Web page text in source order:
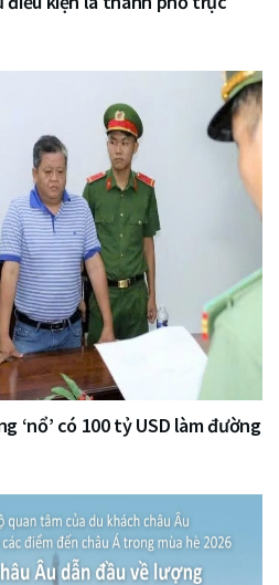
‘nổ’ có 100 tỷ USD làm đường